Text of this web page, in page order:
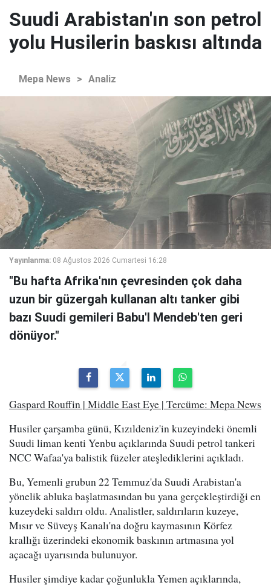
Suudi Arabistan'ın son petrol
yolu Husilerin baskısı altında
Mepa News > Analiz
Yayınlanma: 08 Ağustos 2026 Cumartesi 16:28
"Bu hafta Afrika'nın çevresinden çok daha
uzun bir güzergah kullanan altı tanker gibi
bazı Suudi gemileri Babu'l Mendeb'ten geri
dönüyor."
Gaspard Rouffin | Middle East Eye | Tercüme: Mepa News
Husiler çarşamba günü, Kızıldeniz'in kuzeyindeki önemli
Suudi liman kenti Yenbu açıklarında Suudi petrol tankeri
NCC Wafaa'ya balistik füzeler ateşlediklerini açıkladı.
Bu, Yemenli grubun 22 Temmuz'da Suudi Arabistan'a
yönelik abluka başlatmasından bu yana gerçekleştirdiği en
kuzeydeki saldırı oldu. Analistler, saldırıların kuzeye,
Mısır ve Süveyş Kanalı'na doğru kaymasının Körfez
krallığı üzerindeki ekonomik baskının artmasına yol
açacağı uyarısında bulunuyor.
Husiler şimdiye kadar çoğunlukla Yemen açıklarında,